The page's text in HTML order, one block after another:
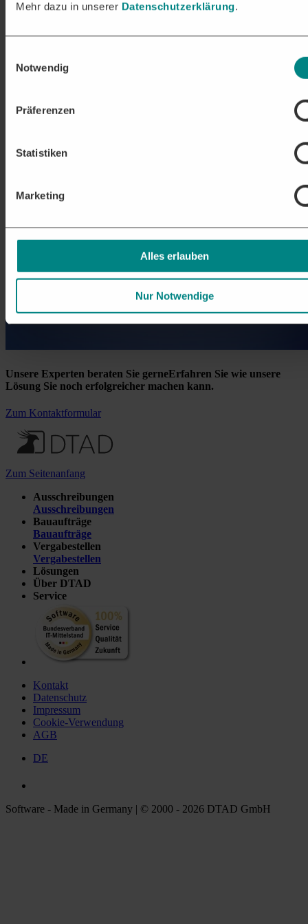
Mehr dazu in unserer Datenschutzerklärung.
Notwendig
Präferenzen
Statistiken
Marketing
Alles erlauben
Nur Notwendige
Erhalten Sie relevante Projekte & Aufträge in den frühen
Auftragschancen in über 250 Branchen
Unternehmen
Unsere Experten beraten Sie gerneErfahren Sie wie unsere
Lösung Sie noch erfolgreicher machen kann.
Zum Kontaktformular
Zum Seitenanfang
Ausschreibungen
Ausschreibungen
Bauaufträge
Bauaufträge
Vergabestellen
Vergabestellen
Lösungen
Über DTAD
Service
Kontakt
Datenschutz
Impressum
Cookie-Verwendung
AGB
DE
Software - Made in Germany | © 2000 - 2026 DTAD GmbH